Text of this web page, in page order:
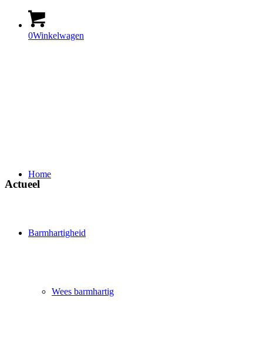
0Winkelwagen
Home
Barmhartigheid
Wees barmhartig
Actueel